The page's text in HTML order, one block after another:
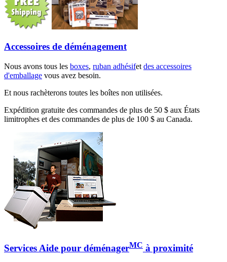
Accessoires de déménagement
Nous avons tous les boxes, ruban adhésifet des accessoires
d'emballage vous avez besoin.
Et nous rachèterons toutes les boîtes non utilisées.
Expédition gratuite des commandes de plus de 50 $ aux États
limitrophes et des commandes de plus de 100 $ au Canada.
Services Aide pour déménagerMC à proximité